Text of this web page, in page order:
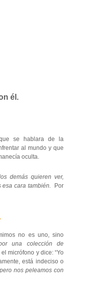
él.
se hablara de la
al mundo y que
oculta.
demás quieren ver,
cara también.
Por
no es uno, sino
una colección de
micrófono y dice: “Yo
está indeciso o
nos peleamos con